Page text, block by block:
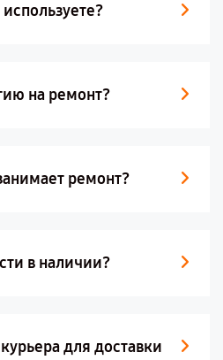
на ремонт?
ремонт?
в наличии?
для доставки